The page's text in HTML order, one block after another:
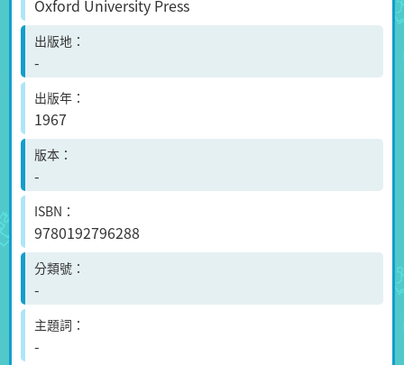
Oxford University Press
出版地
-
出版年
1967
版本
-
ISBN
9780192796288
分類號
-
主題詞
-